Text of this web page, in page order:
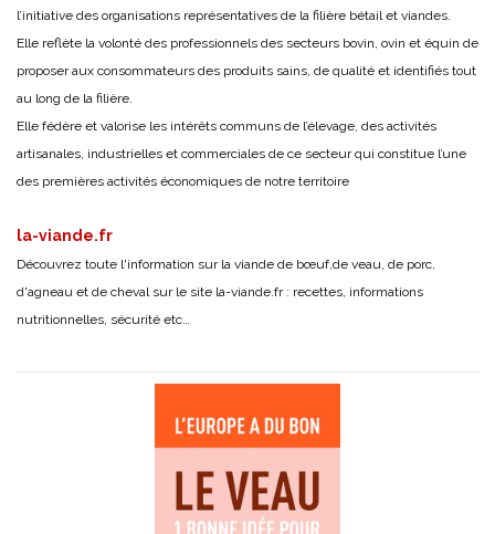
l’initiative des organisations représentatives de la filière bétail et viandes.
Elle reflète la volonté des professionnels des secteurs bovin, ovin et équin de
proposer aux consommateurs des produits sains, de qualité et identifiés tout
au long de la filière.
Elle fédère et valorise les intérêts communs de l’élevage, des activités
artisanales, industrielles et commerciales de ce secteur qui constitue l’une
des premières activités économiques de notre territoire
la-viande.fr
Découvrez toute l'information sur la viande de bœuf,de veau, de porc,
d'agneau et de cheval sur le site la-viande.fr: recettes, informations
nutritionnelles, sécurité etc…